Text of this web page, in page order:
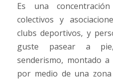
Es una
colectivos y
clubs deportivos, y
guste pasear a
senderismo, montado
por medio de una